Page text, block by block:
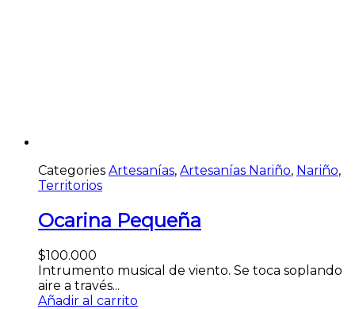
Categories Artesanías, Artesanías Nariño, Nariño,
Territorios
Ocarina Pequeña
$100.000
Intrumento musical de viento. Se toca soplando
aire a través...
Añadir al carrito